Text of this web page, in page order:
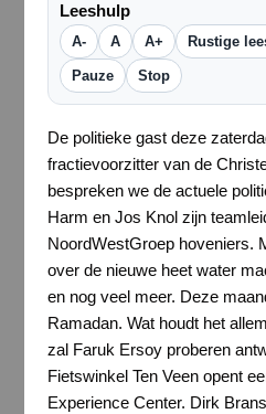
Leeshulp
A- A A+ Rustige
Pauze Stop
De politieke gast deze
fractievoorzitter van de
bespreken we de actuele
Harm en Jos Knol zijn
NoordWestGroep hoveniers.
over de nieuwe heet water
en nog veel meer. Deze
Ramadan. Wat houdt het
zal Faruk Ersoy proberen
Fietswinkel Ten Veen opent
Experience Center. Dirk